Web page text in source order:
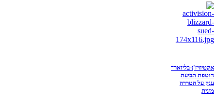
אקטיוויז'ן-בליזארד
חוטפת תביעת
ענק על הטרדה
מינית